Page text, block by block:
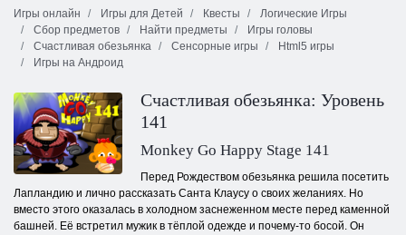
Игры онлайн
Игры для Детей Квесты
Логические Игры
Сбор предметов
Найти предметы
Игры головы
Счастливая обезьянка
Сенсорные игры
Html5 игры
Игры на Андроид
Счастливая обезьянка: Уровень
141
Monkey Go Happy Stage 141
Перед Рождеством обезьянка решила посетить
Лапландию и лично рассказать Санта Клаусу о своих желаниях. Но
вместо этого оказалась в холодном заснеженном месте перед каменной
башней. Её встретил мужик в тёплой одежде и почему-то босой. Он